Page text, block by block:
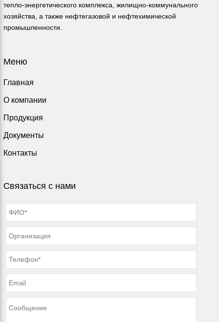
тепло-энергетического комплекса, жилищно-коммунального
хозяйства, а также нефтегазовой и нефтехимической
промышленности.
Меню
Главная
О компании
Продукция
Документы
Контакты
Связаться с нами